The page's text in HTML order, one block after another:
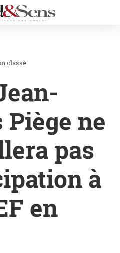
classé
ne
pas
à
en